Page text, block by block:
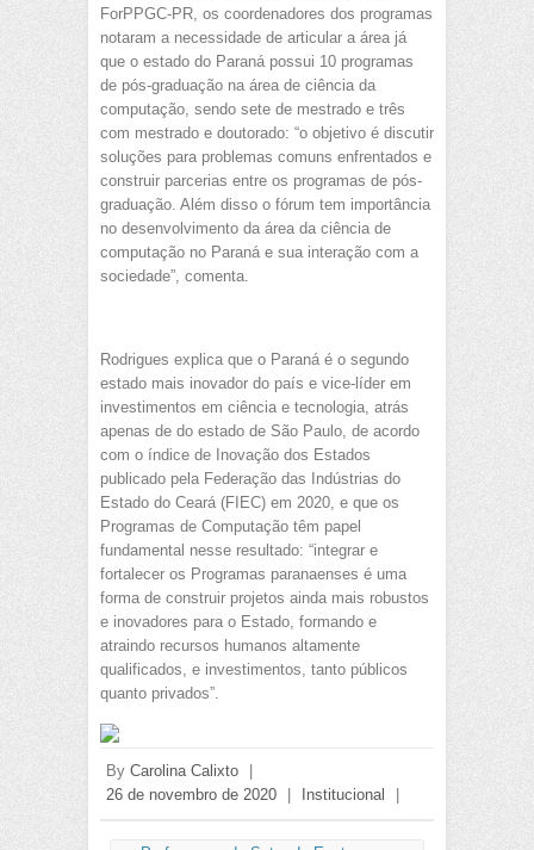
ForPPGC-PR, os coordenadores dos programas
notaram a necessidade de articular a área já
que o estado do Paraná possui 10 programas
de pós-graduação na área de ciência da
computação, sendo sete de mestrado e três
com mestrado e doutorado: “o objetivo é discutir
soluções para problemas comuns enfrentados e
construir parcerias entre os programas de pós-
graduação. Além disso o fórum tem importância
no desenvolvimento da área da ciência de
computação no Paraná e sua interação com a
sociedade”, comenta.
Rodrigues explica que o Paraná é o segundo
estado mais inovador do país e vice-líder em
investimentos em ciência e tecnologia, atrás
apenas de do estado de São Paulo, de acordo
com o índice de Inovação dos Estados
publicado pela Federação das Indústrias do
Estado do Ceará (FIEC) em 2020, e que os
Programas de Computação têm papel
fundamental nesse resultado: “integrar e
fortalecer os Programas paranaenses é uma
forma de construir projetos ainda mais robustos
e inovadores para o Estado, formando e
atraindo recursos humanos altamente
qualificados, e investimentos, tanto públicos
quanto privados”.
By Carolina Calixto
|
26 de novembro de 2020
| Institucional |